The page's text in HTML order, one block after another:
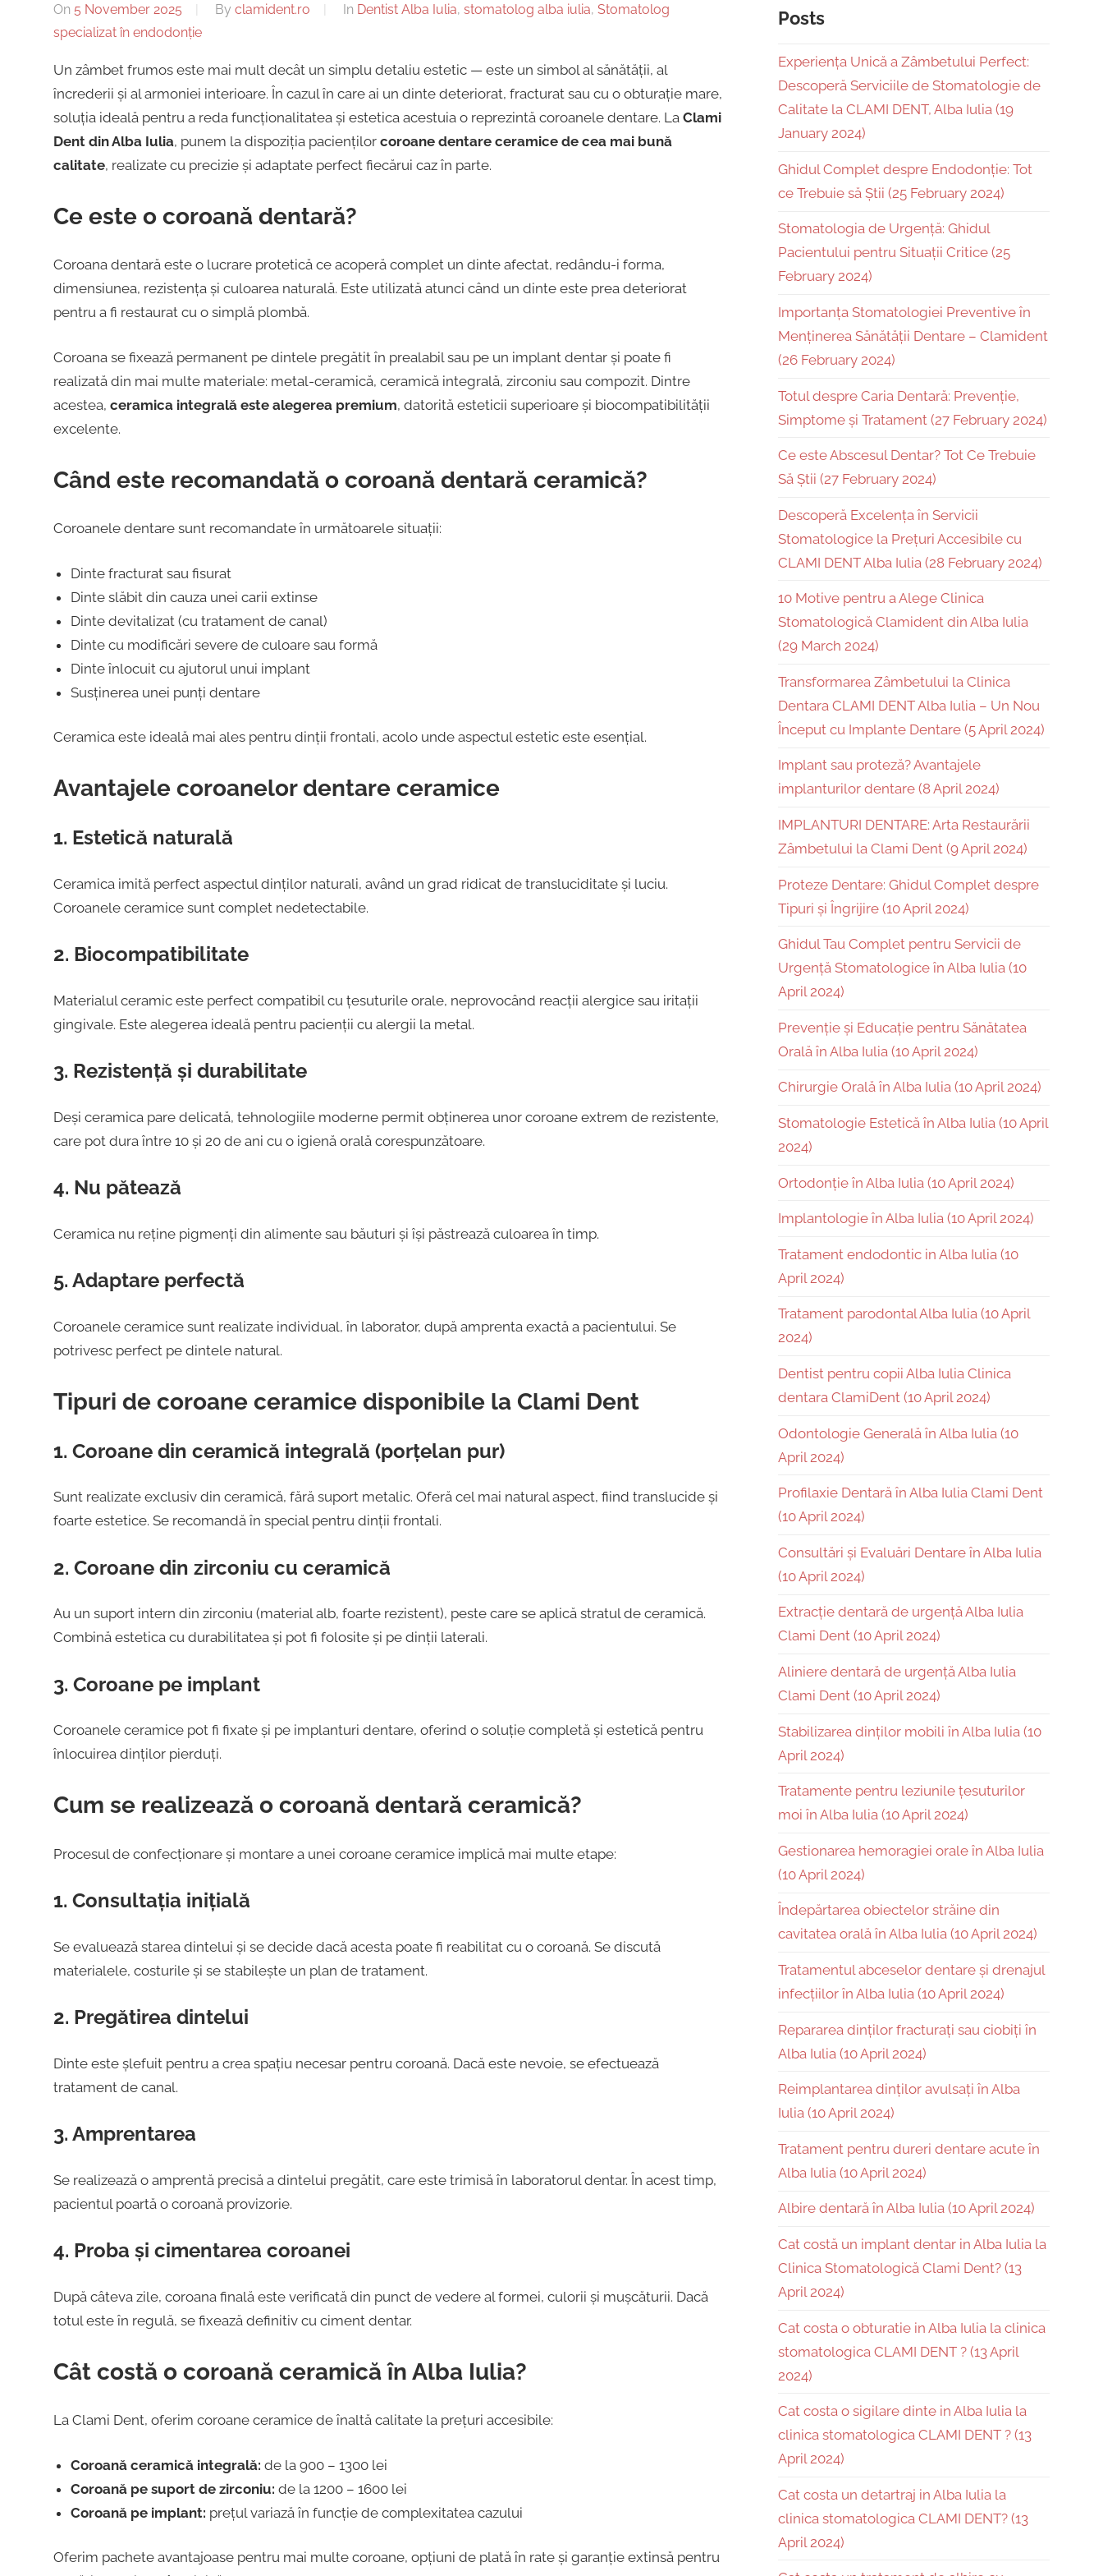
Alba
Iulia
|
Centru
Implantologie
dentar,
Stomatologie
Dentist,
Strada
Ion
Lăncrănjan
19,
Iulia
România
+40754463365
On 5 November 2025 By clamident.ro In Dentist Alba Iulia, stomatolog alba iulia, Stomatolog
specializat în endodonție
Un zâmbet frumos este mai mult decât un simplu detaliu estetic — este un simbol al sănătății, al
încrederii și al armoniei interioare. În cazul în care ai un dinte deteriorat, fracturat sau cu o obturație mare,
soluția ideală pentru a reda funcționalitatea și estetica acestuia o reprezintă coroanele dentare. La Clami
Dent din Alba Iulia, punem la dispoziția pacienților coroane dentare ceramice de cea mai bună
calitate, realizate cu precizie și adaptate perfect fiecărui caz în parte.
Ce este o coroană dentară?
Coroana dentară este o lucrare protetică ce acoperă complet un dinte afectat, redându-i forma,
dimensiunea, rezistența și culoarea naturală. Este utilizată atunci când un dinte este prea deteriorat
pentru a fi restaurat cu o simplă plombă.
Coroana se fixează permanent pe dintele pregătit în prealabil sau pe un implant dentar și poate fi
realizată din mai multe materiale: metal-ceramică, ceramică integrală, zirconiu sau compozit. Dintre
acestea, ceramica integrală este alegerea premium, datorită esteticii superioare și biocompatibilității
excelente.
Când este recomandată o coroană dentară ceramică?
Coroanele dentare sunt recomandate în următoarele situații:
Dinte fracturat sau fisurat
Dinte slăbit din cauza unei carii extinse
Dinte devitalizat (cu tratament de canal)
Dinte cu modificări severe de culoare sau formă
Dinte înlocuit cu ajutorul unui implant
Susținerea unei punți dentare
Ceramica este ideală mai ales pentru dinții frontali, acolo unde aspectul estetic este esențial.
Avantajele coroanelor dentare ceramice
1. Estetică naturală
Ceramica imită perfect aspectul dinților naturali, având un grad ridicat de transluciditate și luciu.
Coroanele ceramice sunt complet nedetectabile.
2. Biocompatibilitate
Materialul ceramic este perfect compatibil cu țesuturile orale, neprovocând reacții alergice sau iritații
gingivale. Este alegerea ideală pentru pacienții cu alergii la metal.
3. Rezistență și durabilitate
Deși ceramica pare delicată, tehnologiile moderne permit obținerea unor coroane extrem de rezistente,
care pot dura între 10 și 20 de ani cu o igienă orală corespunzătoare.
4. Nu pătează
Ceramica nu reține pigmenți din alimente sau băuturi și își păstrează culoarea în timp.
5. Adaptare perfectă
Coroanele ceramice sunt realizate individual, în laborator, după amprenta exactă a pacientului. Se
potrivesc perfect pe dintele natural.
Tipuri de coroane ceramice disponibile la Clami Dent
1. Coroane din ceramică integrală (porțelan pur)
Sunt realizate exclusiv din ceramică, fără suport metalic. Oferă cel mai natural aspect, fiind translucide și
foarte estetice. Se recomandă în special pentru dinții frontali.
2. Coroane din zirconiu cu ceramică
Au un suport intern din zirconiu (material alb, foarte rezistent), peste care se aplică stratul de ceramică.
Combină estetica cu durabilitatea și pot fi folosite și pe dinții laterali.
3. Coroane pe implant
Coroanele ceramice pot fi fixate și pe implanturi dentare, oferind o soluție completă și estetică pentru
înlocuirea dinților pierduți.
Cum se realizează o coroană dentară ceramică?
Procesul de confecționare și montare a unei coroane ceramice implică mai multe etape:
1. Consultația inițială
Se evaluează starea dintelui și se decide dacă acesta poate fi reabilitat cu o coroană. Se discută
materialele, costurile și se stabilește un plan de tratament.
2. Pregătirea dintelui
Dinte este șlefuit pentru a crea spațiu necesar pentru coroană. Dacă este nevoie, se efectuează
tratament de canal.
3. Amprentarea
Se realizează o amprentă precisă a dintelui pregătit, care este trimisă în laboratorul dentar. În acest timp,
pacientul poartă o coroană provizorie.
4. Proba și cimentarea coroanei
După câteva zile, coroana finală este verificată din punct de vedere al formei, culorii și mușcăturii. Dacă
totul este în regulă, se fixează definitiv cu ciment dentar.
Cât costă o coroană ceramică în Alba Iulia?
La Clami Dent, oferim coroane ceramice de înaltă calitate la prețuri accesibile:
Coroană ceramică integrală: de la 900 – 1300 lei
Coroană pe suport de zirconiu: de la 1200 – 1600 lei
Coroană pe implant: prețul variază în funcție de complexitatea cazului
Oferim pachete avantajoase pentru mai multe coroane, opțiuni de plată în rate și garanție extinsă pentru
Posts
Experiența Unică a Zâmbetului Perfect:
Descoperă Serviciile de Stomatologie de
Calitate la CLAMI DENT, Alba Iulia (19
January 2024)
Ghidul Complet despre Endodonție: Tot
ce Trebuie să Știi (25 February 2024)
Stomatologia de Urgență: Ghidul
Pacientului pentru Situații Critice (25
February 2024)
Importanța Stomatologiei Preventive în
Menținerea Sănătății Dentare – Clamident
(26 February 2024)
Totul despre Caria Dentară: Prevenție,
Simptome și Tratament (27 February 2024)
Ce este Abscesul Dentar? Tot Ce Trebuie
Să Știi (27 February 2024)
Descoperă Excelența în Servicii
Stomatologice la Prețuri Accesibile cu
CLAMI DENT Alba Iulia (28 February 2024)
10 Motive pentru a Alege Clinica
Stomatologică Clamident din Alba Iulia
(29 March 2024)
Transformarea Zâmbetului la Clinica
Dentara CLAMI DENT Alba Iulia – Un Nou
Început cu Implante Dentare (5 April 2024)
Implant sau proteză? Avantajele
implanturilor dentare (8 April 2024)
IMPLANTURI DENTARE: Arta Restaurării
Zâmbetului la Clami Dent (9 April 2024)
Proteze Dentare: Ghidul Complet despre
Tipuri și Îngrijire (10 April 2024)
Ghidul Tau Complet pentru Servicii de
Urgență Stomatologice în Alba Iulia (10
April 2024)
Prevenție și Educație pentru Sănătatea
Orală în Alba Iulia (10 April 2024)
Chirurgie Orală în Alba Iulia (10 April 2024)
Stomatologie Estetică în Alba Iulia (10 April
2024)
Ortodonție în Alba Iulia (10 April 2024)
Implantologie în Alba Iulia (10 April 2024)
Tratament endodontic in Alba Iulia (10
April 2024)
Tratament parodontal Alba Iulia (10 April
2024)
Dentist pentru copii Alba Iulia Clinica
dentara ClamiDent (10 April 2024)
Odontologie Generală în Alba Iulia (10
April 2024)
Profilaxie Dentară în Alba Iulia Clami Dent
(10 April 2024)
Consultări și Evaluări Dentare în Alba Iulia
(10 April 2024)
Extracție dentară de urgență Alba Iulia
Clami Dent (10 April 2024)
Aliniere dentară de urgență Alba Iulia
Clami Dent (10 April 2024)
Stabilizarea dinților mobili în Alba Iulia (10
April 2024)
Tratamente pentru leziunile țesuturilor
moi în Alba Iulia (10 April 2024)
Gestionarea hemoragiei orale în Alba Iulia
(10 April 2024)
Îndepărtarea obiectelor străine din
cavitatea orală în Alba Iulia (10 April 2024)
Tratamentul abceselor dentare și drenajul
infecțiilor în Alba Iulia (10 April 2024)
Repararea dinților fracturați sau ciobiți în
Alba Iulia (10 April 2024)
Reimplantarea dinților avulsați în Alba
Iulia (10 April 2024)
Tratament pentru dureri dentare acute în
Alba Iulia (10 April 2024)
Albire dentară în Alba Iulia (10 April 2024)
Cat costă un implant dentar in Alba Iulia la
Clinica Stomatologică Clami Dent? (13
April 2024)
Cat costa o obturatie in Alba Iulia la clinica
stomatologica CLAMI DENT ? (13 April
2024)
Cat costa o sigilare dinte in Alba Iulia la
clinica stomatologica CLAMI DENT ? (13
April 2024)
Cat costa un detartraj in Alba Iulia la
clinica stomatologica CLAMI DENT? (13
April 2024)